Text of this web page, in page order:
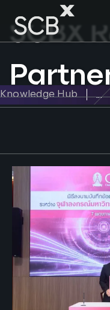
content
ค้นหาใน SCBX
Search
SCBX
Knowledge Hub